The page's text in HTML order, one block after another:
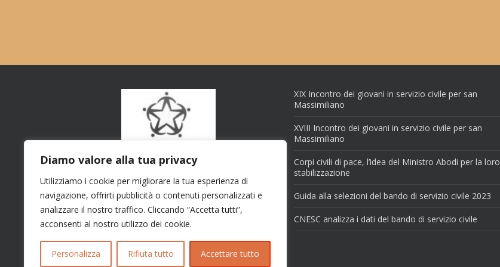
Diamo valore alla tua privacy
Utilizziamo i cookie per migliorare la tua esperienza di
navigazione, offrirti pubblicità o contenuti personalizzati e
analizzare il nostro traffico. Cliccando “Accetta tutti”,
acconsenti al nostro utilizzo dei cookie.
Personalizza Rifiuta tutto Accettare tutto
XIX Incontro dei giovani in servizio civile per san
Massimiliano
XVIII Incontro dei giovani in servizio civile per san
Massimiliano
Corpi civili di pace, l’idea del Ministro Abodi per la loro
stabilizzazione
Guida alla selezioni del bando di servizio civile 2023
CNESC analizza i dati del bando di servizio civile